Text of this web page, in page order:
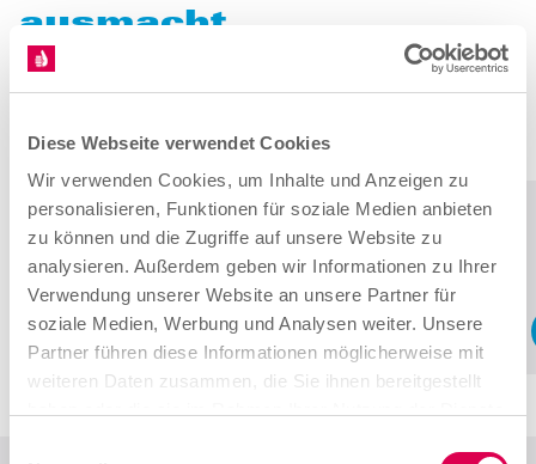
Diese Webseite verwendet Cookies
Wir verwenden Cookies, um Inhalte und Anzeigen zu
personalisieren, Funktionen für soziale Medien anbieten
zu können und die Zugriffe auf unsere Website zu
analysieren. Außerdem geben wir Informationen zu Ihrer
Verwendung unserer Website an unsere Partner für
soziale Medien, Werbung und Analysen weiter. Unsere
Partner führen diese Informationen möglicherweise mit
weiteren Daten zusammen, die Sie ihnen bereitgestellt
ausmacht.
ausmacht.
Wir machen Karriere mit Gefühl
Entdecke, was eine Karriere im Handwerk
so besonders macht.
Mehr erfahren